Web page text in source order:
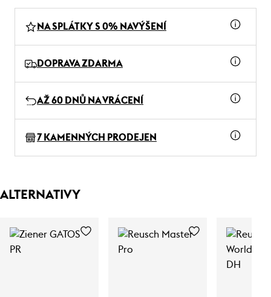
NA SPLÁTKY S 0% NAVÝŠENÍ
DOPRAVA ZDARMA
AŽ 60 DNŮ NA VRÁCENÍ
7 KAMENNÝCH PRODEJEN
ALTERNATIVY